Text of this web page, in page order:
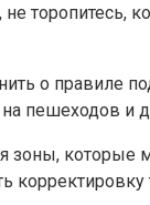
торопитесь,
о правиле
пешеходов и
которые